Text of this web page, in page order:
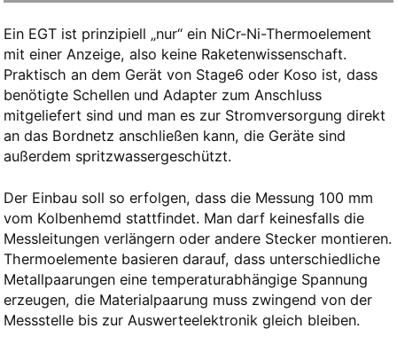
Ein EGT ist prinzipiell „nur“ ein NiCr-Ni-Thermoelement
mit einer Anzeige, also keine Raketenwissenschaft.
Praktisch an dem Gerät von Stage6 oder Koso ist, dass
benötigte Schellen und Adapter zum Anschluss
mitgeliefert sind und man es zur Stromversorgung direkt
an das Bordnetz anschließen kann, die Geräte sind
außerdem spritzwassergeschützt.
Der Einbau soll so erfolgen, dass die Messung 100 mm
vom Kolbenhemd stattfindet. Man darf keinesfalls die
Messleitungen verlängern oder andere Stecker montieren.
Thermoelemente basieren darauf, dass unterschiedliche
Metallpaarungen eine temperaturabhängige Spannung
erzeugen, die Materialpaarung muss zwingend von der
Messstelle bis zur Auswerteelektronik gleich bleiben.